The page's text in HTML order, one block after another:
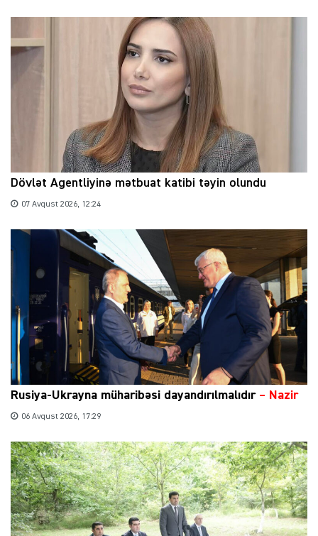
Dövlət Agentliyinə mətbuat katibi təyin olundu
07 Avqust 2026, 12:24
Rusiya-Ukrayna müharibəsi dayandırılmalıdır– Nazir
06 Avqust 2026, 17:29